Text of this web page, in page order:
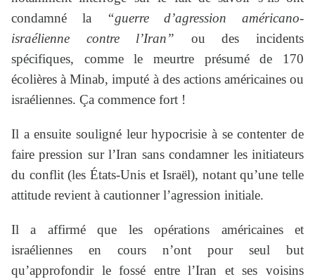
condamné la
“guerre d’agression américano-
israélienne contre l’Iran” ou des incidents
spécifiques, comme le meurtre présumé de 170
écolières à Minab, imputé à des actions américaines ou
israéliennes. Ça commence fort !
Il a ensuite souligné leur hypocrisie à se contenter de
faire pression sur l’Iran sans condamner les initiateurs
du conflit (les États-Unis et Israël), notant qu’une telle
attitude revient à cautionner l’agression initiale.
Il a affirmé que les opérations américaines et
israéliennes en cours n’ont pour seul but
qu’approfondir le fossé entre l’Iran et ses voisins